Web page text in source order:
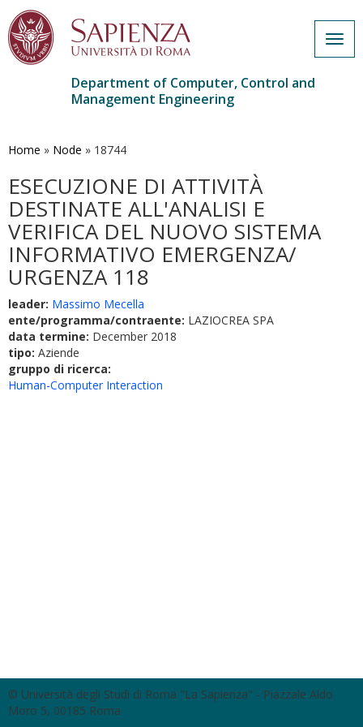
main
Department of Computer, Control and
Management Engineering
Home » Node » 18744
ESECUZIONE DI ATTIVITÀ
DESTINATE ALL'ANALISI E
VERIFICA DEL NUOVO SISTEMA
INFORMATIVO EMERGENZA/
URGENZA 118
leader: Massimo Mecella
ente/programma/contraente: LAZIOCREA SPA
data termine: December 2018
tipo: Aziende
gruppo di ricerca:
Human-Computer Interaction
© Università degli Studi di Roma "La Sapienza" - Piazzale Aldo
Moro 5, 00185 Roma